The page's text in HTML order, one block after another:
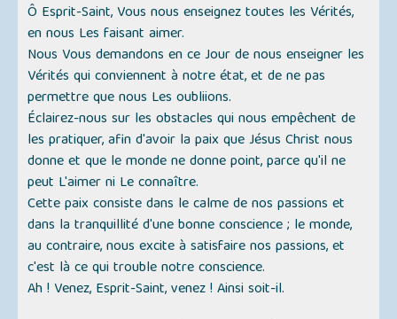
Ô Esprit-Saint, Vous nous enseignez toutes les Vérités,
en nous Les faisant aimer.
Nous Vous demandons en ce Jour de nous enseigner les
Vérités qui conviennent à notre état, et de ne pas
permettre que nous Les oubliions.
Éclairez-nous sur les obstacles qui nous empêchent de
les pratiquer, afin d'avoir la paix que Jésus Christ nous
donne et que le monde ne donne point, parce qu'il ne
peut L'aimer ni Le connaître.
Cette paix consiste dans le calme de nos passions et
dans la tranquillité d'une bonne conscience ; le monde,
au contraire, nous excite à satisfaire nos passions, et
c'est là ce qui trouble notre conscience.
Ah ! Venez, Esprit-Saint, venez ! Ainsi soit-il.